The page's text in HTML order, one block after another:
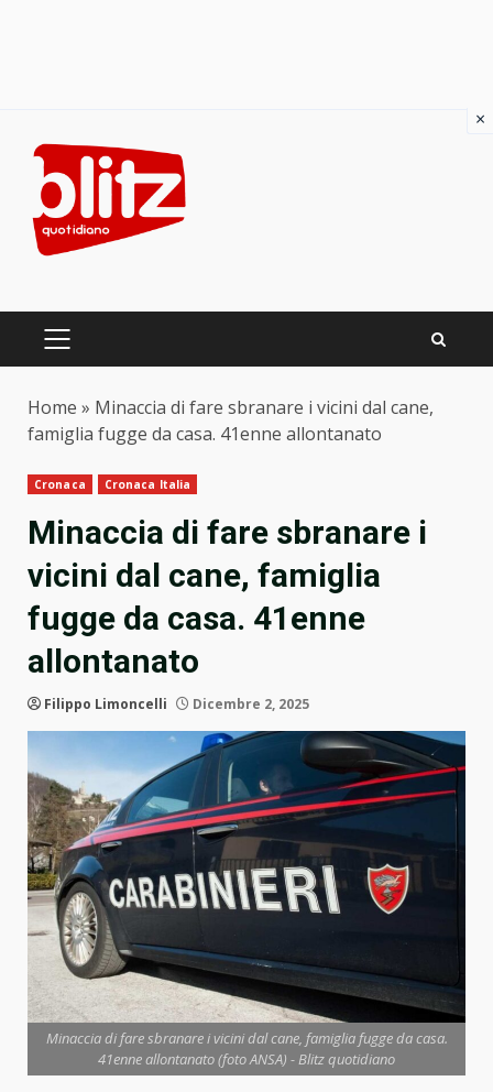
content
PRIMARY
Home » Minaccia di fare sbranare i vicini dal cane,
famiglia fugge da casa. 41enne allontanato
Cronaca Cronaca Italia
Minaccia di fare sbranare i
vicini dal cane, famiglia
fugge da casa. 41enne
allontanato
Filippo Limoncelli Dicembre 2, 2025
Minaccia di fare sbranare i vicini dal cane, famiglia fugge da casa.
41enne allontanato (foto ANSA) - Blitz quotidiano
×